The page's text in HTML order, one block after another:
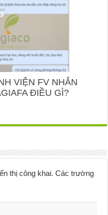
VIỆN FV NHẮN
ĐIỀU GÌ?
thị công khai. Các trường